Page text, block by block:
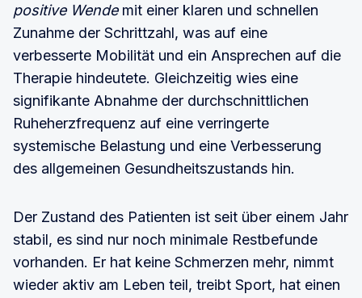
positive Wendemit einer klaren und schnellen
Zunahme der Schrittzahl, was auf eine
verbesserte Mobilität und ein Ansprechen auf die
Therapie hindeutete. Gleichzeitig wies eine
signifikante Abnahme der durchschnittlichen
Ruheherzfrequenz auf eine verringerte
systemische Belastung und eine Verbesserung
des allgemeinen Gesundheitszustands hin.
Der Zustand des Patienten ist seit über einem Jahr
stabil, es sind nur noch minimale Restbefunde
vorhanden. Er hat keine Schmerzen mehr, nimmt
wieder aktiv am Leben teil, treibt Sport, hat einen